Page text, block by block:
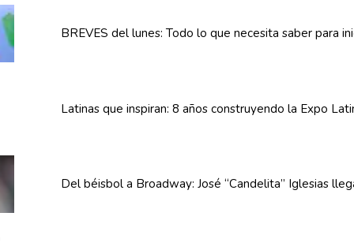
BREVES del lunes: Todo lo que necesita saber para
Latinas que inspiran: 8 años construyendo la Expo
Del béisbol a Broadway: José “Candelita” Iglesias